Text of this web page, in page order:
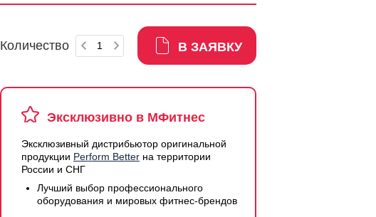
Количество В ЗАЯВКУ
Эксклюзивно в МФитнес
Эксклюзивный дистрибьютор оригинальной
продукции Perform Better на территории
России и СНГ
Лучший выбор профессионального
оборудования и мировых фитнес-брендов